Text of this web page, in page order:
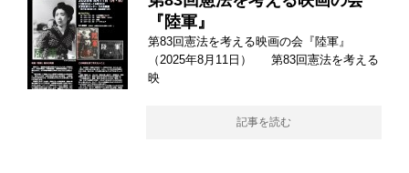
『陸軍』
第83回憲法を考える映画の会『陸軍』
（2025年8月11日） 第83回憲法を考える
映
記事を読む